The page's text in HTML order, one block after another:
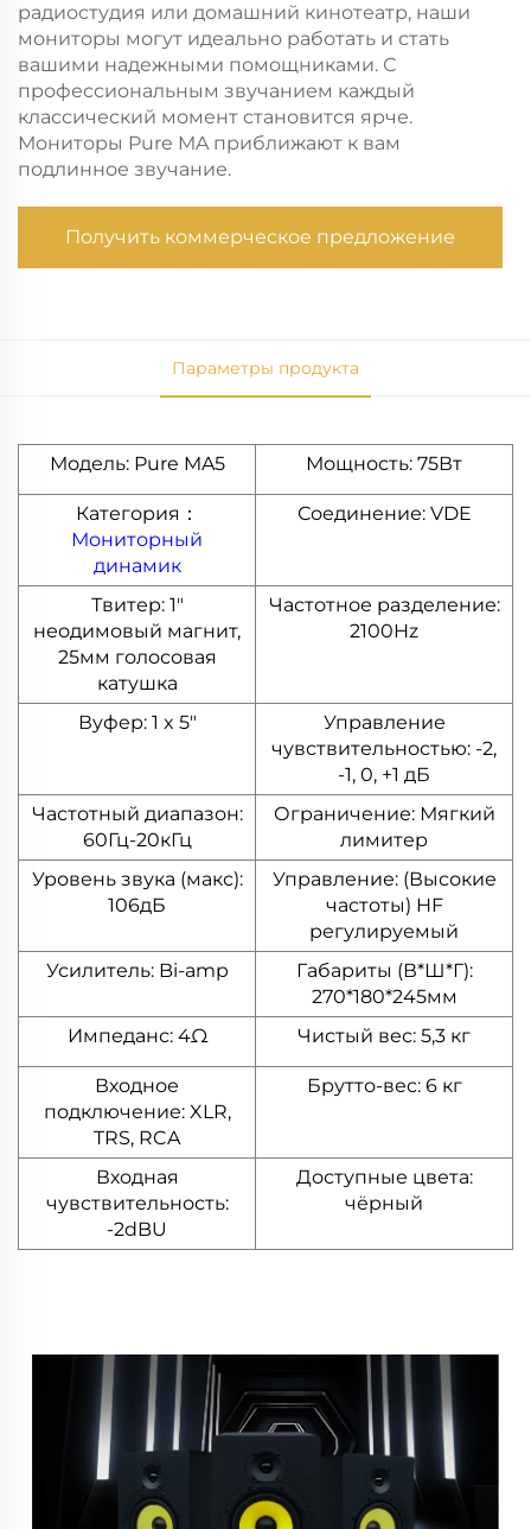
радиостудия или домашний кинотеатр, наши
мониторы могут идеально работать и стать
вашими надежными помощниками. С
профессиональным звучанием каждый
классический момент становится ярче.
Мониторы Pure MA приближают к вам
подлинное звучание.
Получить коммерческое предложение
Параметры продукта
Модель: Pure MA5 Мощность: 75Вт
Категория：
Мониторный
динамик
Соединение: VDE
Твитер: 1"
неодимовый магнит,
25мм голосовая
катушка
Частотное разделение:
2100Hz
Вуфер: 1 x 5"
Управление
чувствительностью: -2,
-1, 0, +1 дБ
Частотный диапазон:
60Гц-20кГц
Ограничение: Мягкий
лимитер
Уровень звука (макс):
106дБ
Управление: (Высокие
частоты) HF
регулируемый
Усилитель: Bi-amp
Габариты (В*Ш*Г):
270*180*245мм
Импеданс: 4Ω
Чистый вес: 5,3 кг
Входное
подключение: XLR,
TRS, RCA
Брутто-вес: 6 кг
Входная
чувствительность:
-2dBU
Доступные цвета:
чёрный